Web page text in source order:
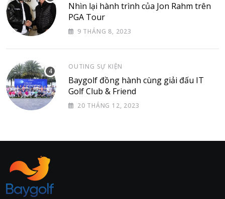
Nhìn lại hành trình của Jon Rahm trên
PGA Tour
9 THÁNG 8, 2023
OUTING SỰ KIỆN
Baygolf đồng hành cùng giải đấu IT
Golf Club & Friend
20 THÁNG 12, 2023